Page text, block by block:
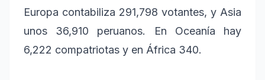
Europa contabiliza 291,798 votantes, y Asia
unos 36,910 peruanos. En Oceanía hay
6,222 compatriotas y en África 340.